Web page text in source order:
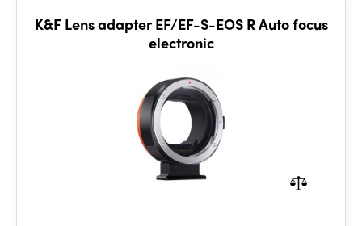
K&F Lens adapter EF/EF-S-EOS R Auto focus
electronic